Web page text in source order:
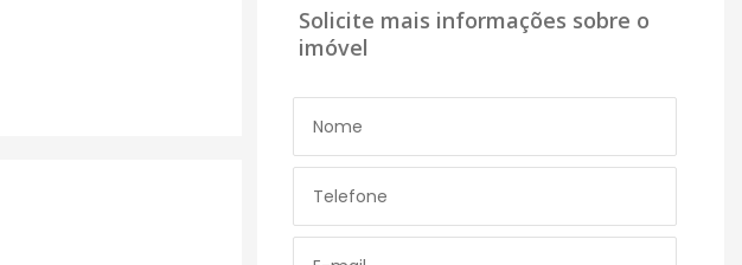
Solicite mais informações sobre o
imóvel